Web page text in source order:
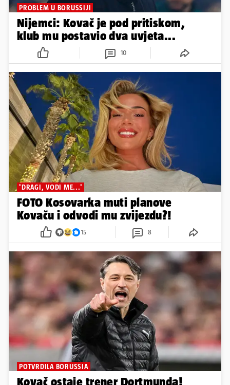
PROBLEM U BORUSSIJI
Nijemci: Kovač je pod pritiskom,
klub mu postavio dva uvjeta...
10
'DRAGI, VODI ME...'
FOTO Kosovarka muti planove
Kovaču i odvodi mu zvijezdu?!
15 8
POTVRDILA BORUSSIA
Kovač ostaje trener Dortmunda!